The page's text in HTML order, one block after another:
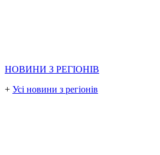
НОВИНИ З РЕГІОНІВ
+ Усі новини з регіонів